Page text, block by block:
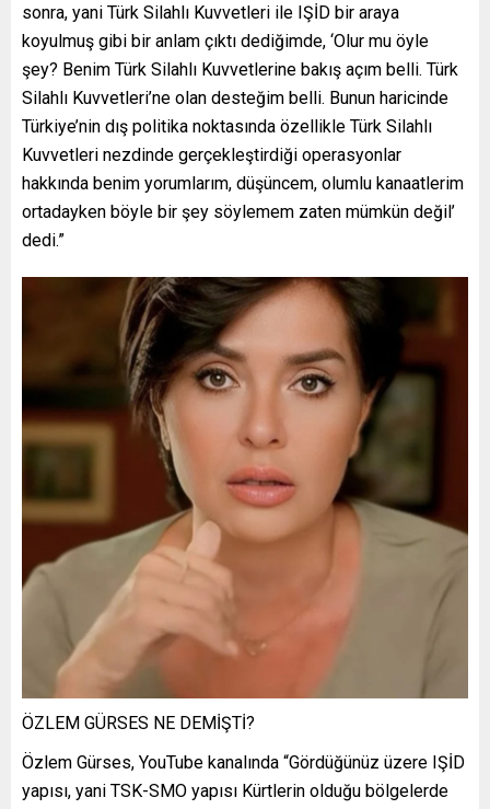
sonra, yani Türk Silahlı Kuvvetleri ile IŞİD bir araya
koyulmuş gibi bir anlam çıktı dediğimde, ‘Olur mu öyle
şey? Benim Türk Silahlı Kuvvetlerine bakış açım belli. Türk
Silahlı Kuvvetleri’ne olan desteğim belli. Bunun haricinde
Türkiye’nin dış politika noktasında özellikle Türk Silahlı
Kuvvetleri nezdinde gerçekleştirdiği operasyonlar
hakkında benim yorumlarım, düşüncem, olumlu kanaatlerim
ortadayken böyle bir şey söylemem zaten mümkün değil’
dedi.”
ÖZLEM GÜRSES NE DEMİŞTİ?
Özlem Gürses, YouTube kanalında “Gördüğünüz üzere IŞİD
yapısı, yani TSK-SMO yapısı Kürtlerin olduğu bölgelerde